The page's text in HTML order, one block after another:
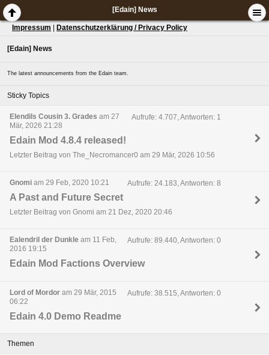
[Edain] News
Impressum Datenschutzerklärung / Privacy Policy
[Edain] News
The latest announcements from the Edain team.
Sticky Topics
Elendils Cousin 3. Grades am 27
Mär, 2026 21:28
Aufrufe: 4.707, Antworten: 1
Edain Mod 4.8.4 released!
Letzter Beitrag von The_Necromancer0 am 29 Mär, 2026 10:56
Gnomi am 29 Feb, 2020 10:21 Aufrufe: 24.183, Antworten: 8
A Past and Future Secret
Letzter Beitrag von Gnomi am 21 Dez, 2020 20:46
Ealendril der Dunkle am 11 Feb,
2016 19:15
Aufrufe: 89.440, Antworten: 0
Edain Mod Factions Overview
Lord of Mordor am 29 Mär, 2015
06:22
Aufrufe: 38.515, Antworten: 0
Edain 4.0 Demo Readme
Themen